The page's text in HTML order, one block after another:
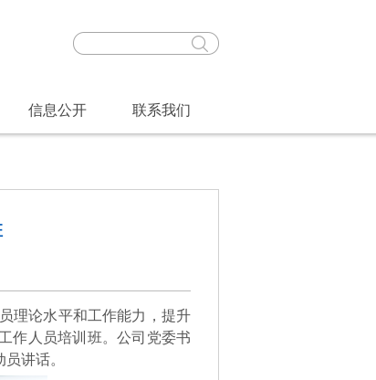
信息公开 联系我们
理论水平和工作能力，提升
作人员培训班。公司党委书
讲话。